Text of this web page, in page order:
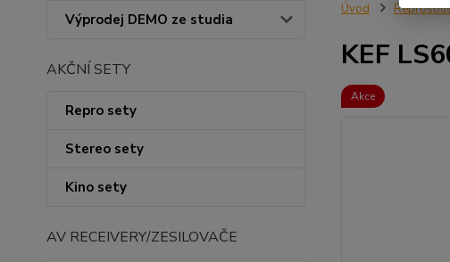
Výprodej DEMO ze studia
AKČNÍ SETY
Repro sety
Stereo sety
Kino sety
AV RECEIVERY/ZESILOVAČE
Úvod
KEF
Akce